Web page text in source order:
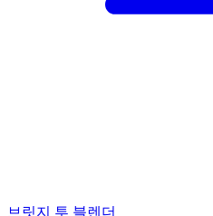
브릿지 투 블렌더